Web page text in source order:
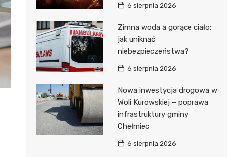
6 sierpnia 2026
Zimna woda a gorące ciało:
jak uniknąć
niebezpieczeństwa?
6 sierpnia 2026
Nowa inwestycja drogowa w
Woli Kurowskiej – poprawa
infrastruktury gminy
Chełmiec
6 sierpnia 2026